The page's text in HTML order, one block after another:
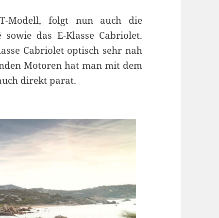
Modell, folgt nun auch die
das E-Klasse Cabriolet.
Cabriolet optisch sehr nah
Motoren hat man mit dem
direkt parat.